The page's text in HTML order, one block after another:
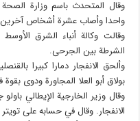
وقال المتحدث باسم وزارة
واحدا وأصاب عشرة أشخاص
وقالت وكالة أنباء الشرق
الشرطة بين الجرحى.
وألحق الانفجار دمارا كبيرا
بولاق أبو العلا المجاورة ودوى
وقال وزير الخارجية الإيطالي
الانفجار. وقال في حسابه على